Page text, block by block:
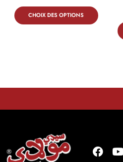
CHOIX DES OPTIONS